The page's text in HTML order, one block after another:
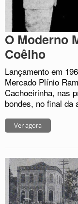
O Moderno
Coêlho
Lançamento em
Mercado Plínio
Cachoeirinha, nas
bondes, no final da
Ver agora